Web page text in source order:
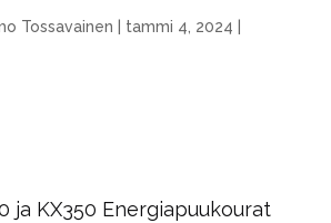
Tossavainen tammi 4, 2024
ja KX350 Energiapuukourat